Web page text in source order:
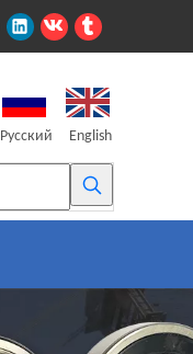
Pусский English